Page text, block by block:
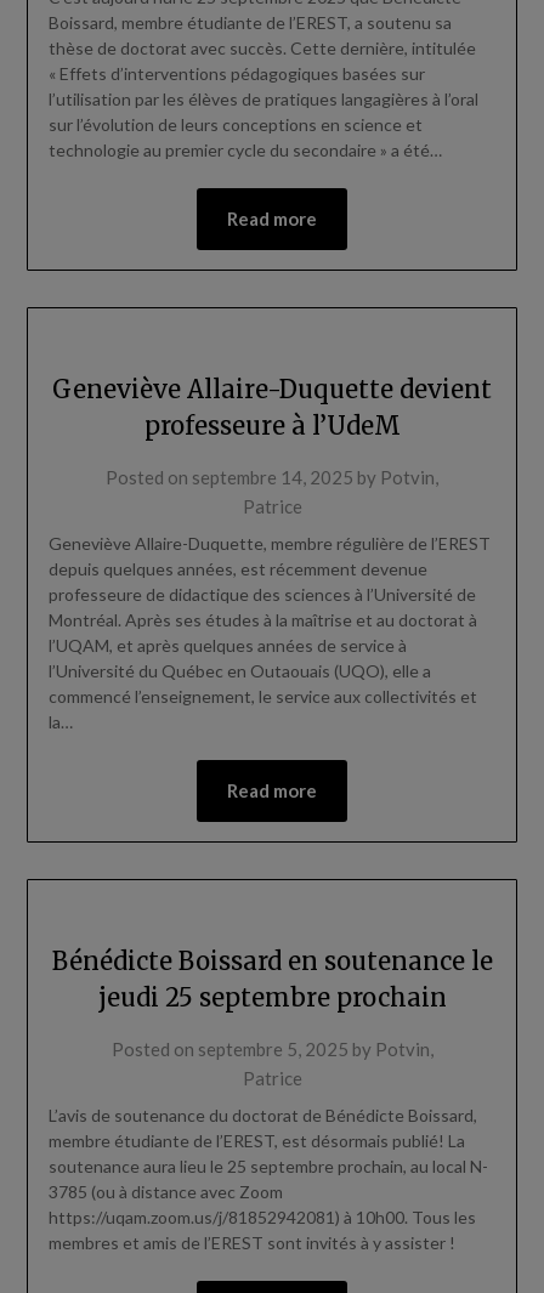
Boissard, membre étudiante de l’EREST, a soutenu sa
thèse de doctorat avec succès. Cette dernière, intitulée
« Effets d’interventions pédagogiques basées sur
l’utilisation par les élèves de pratiques langagières à l’oral
sur l’évolution de leurs conceptions en science et
technologie au premier cycle du secondaire » a été…
Read more
Geneviève Allaire-Duquette devient
professeure à l’UdeM
Posted on septembre 14, 2025 by Potvin,
Patrice
Geneviève Allaire-Duquette, membre régulière de l’EREST
depuis quelques années, est récemment devenue
professeure de didactique des sciences à l’Université de
Montréal. Après ses études à la maîtrise et au doctorat à
l’UQAM, et après quelques années de service à
l’Université du Québec en Outaouais (UQO), elle a
commencé l’enseignement, le service aux collectivités et
la…
Read more
Bénédicte Boissard en soutenance le
jeudi 25 septembre prochain
Posted on septembre 5, 2025 by Potvin,
Patrice
L’avis de soutenance du doctorat de Bénédicte Boissard,
membre étudiante de l’EREST, est désormais publié! La
soutenance aura lieu le 25 septembre prochain, au local N-
3785 (ou à distance avec Zoom
https://uqam.zoom.us/j/81852942081) à 10h00. Tous les
membres et amis de l’EREST sont invités à y assister !